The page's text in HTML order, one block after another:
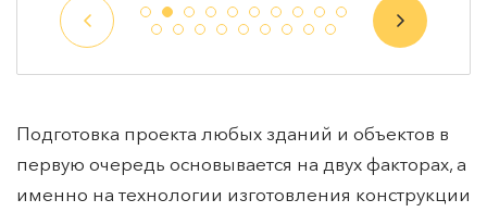
Подготовка проекта любых зданий и объектов в
первую очередь основывается на двух факторах, а
именно на технологии изготовления конструкции